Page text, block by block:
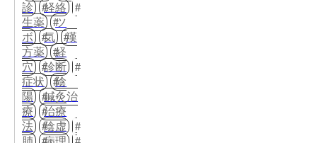
診
経絡
生薬
ツ
ボ
気
漢
方薬
経
穴
診断
症状
陰
陽
鍼灸治
療
治療
法
陰虚